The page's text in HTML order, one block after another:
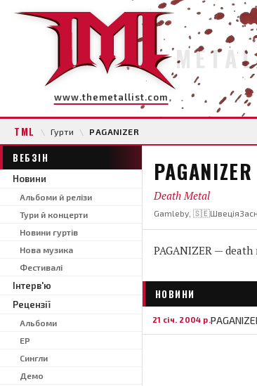
www.themetallist.com
TML \ Гурти \ PAGANIZER
ВЕБЗІН
Новини
Альбоми й релізи
Тури й концерти
Новини гуртів
Нова музика
Фестивалі
Інтерв'ю
Рецензії
Альбоми
EP
Сингли
Демо
PAGANIZER
Death Metal
Gamleby, 🇸🇪Швеція
PAGANIZER — death
НОВИНИ
21 січ. 2004 р.